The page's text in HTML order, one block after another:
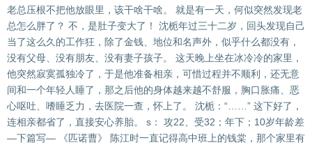
老总压根不把他放眼里，该干啥干啥。 就是有一天，何似突然发现老
总怎么胖了？ 不，是肚子变大了！ 沈栀年过三十二岁，回头发现自己
当了这么久的工作狂，除了金钱、地位和名声外，似乎什么都没有，
没有父母、没有朋友、没有妻子孩子。 这天晚上坐在冰冷冷的家里，
他突然寂寞孤独冷了，于是他准备相亲，可惜过程并不顺利，还无意
间和一个年轻人睡了，那之后他的身体越来越不舒服，胸口胀痛、恶
心呕吐、嗜睡乏力，去医院一查，怀上了。 沈栀：“……” 这下好了，
连相亲都省了，直接安心养胎。 s： 攻22、受32；年下；10岁年龄差
—下篇写— 《匹诺曹》 陈江时一直记得高中班上的钱棠，那个家里有